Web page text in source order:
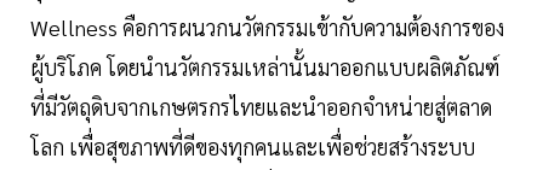
Wellness คือการผนวกนวัตกรรมเข้ากับความต้องการของ
ผู้บริโภค โดยนำนวัตกรรมเหล่านั้นมาออกแบบผลิตภัณฑ์
ที่มีวัตถุดิบจากเกษตรกรไทยและนำออกจำหน่ายสู่ตลาด
โลก เพื่อสุขภาพที่ดีของทุกคนและเพื่อช่วยสร้างระบบ